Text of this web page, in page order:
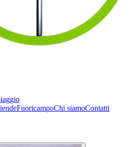
FuoricampoChi siamoContatti